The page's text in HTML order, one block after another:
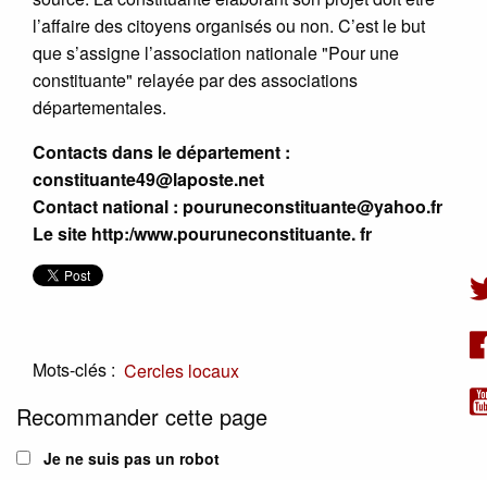
l’affaire des citoyens organisés ou non. C’est le but
que s’assigne l’association nationale "Pour une
constituante" relayée par des associations
départementales.
Contacts dans le département :
constituante49@laposte.net
Contact national : pouruneconstituante@yahoo.fr
Le site http:/www.pouruneconstituante. fr
Mots-clés : Cercles locaux
Recommander cette page
Je ne suis pas un robot